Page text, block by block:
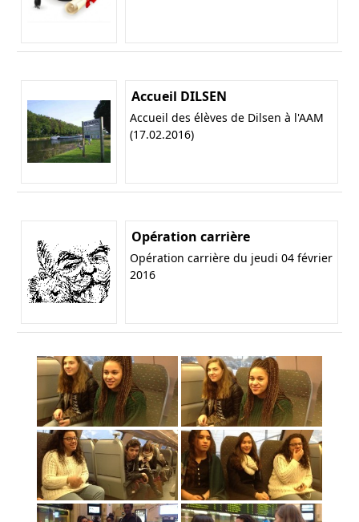
Accueil DILSEN
Accueil des élèves de Dilsen à l'AAM
(17.02.2016)
Opération carrière
Opération carrière du jeudi 04 février
2016